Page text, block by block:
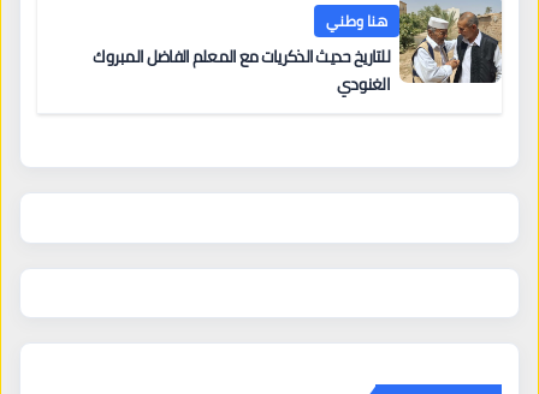
هنا وطني
للتاريخ حديث الذكريات مع المعلم الفاضل المبروك
الغنودي